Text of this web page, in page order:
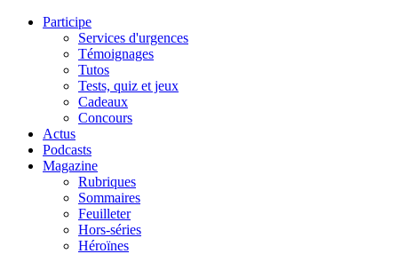
Participe
Services d'urgences
Témoignages
Tutos
Tests, quiz et jeux
Cadeaux
Concours
Actus
Podcasts
Magazine
Rubriques
Sommaires
Feuilleter
Hors-séries
Héroïnes